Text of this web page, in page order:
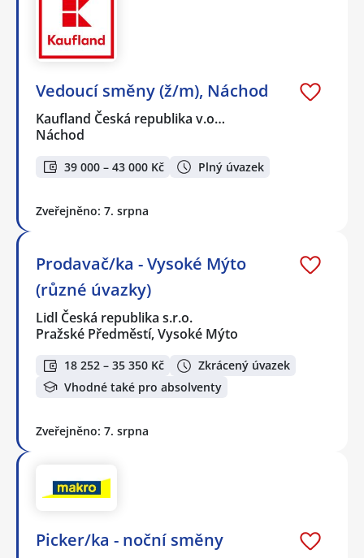
Vedoucí směny (ž/m), Náchod
Kaufland Česká republika v.o…
Náchod
39 000 – 43 000 Kč Plný úvazek
Zveřejněno: 7. srpna
Prodavač/ka - Vysoké Mýto
(různé úvazky)
Lidl Česká republika s.r.o.
Pražské Předměstí, Vysoké Mýto
18 252 – 35 350 Kč
Zkrácený úvazek
Vhodné také pro absolventy
Zveřejněno: 7. srpna
Picker/ka - noční směny